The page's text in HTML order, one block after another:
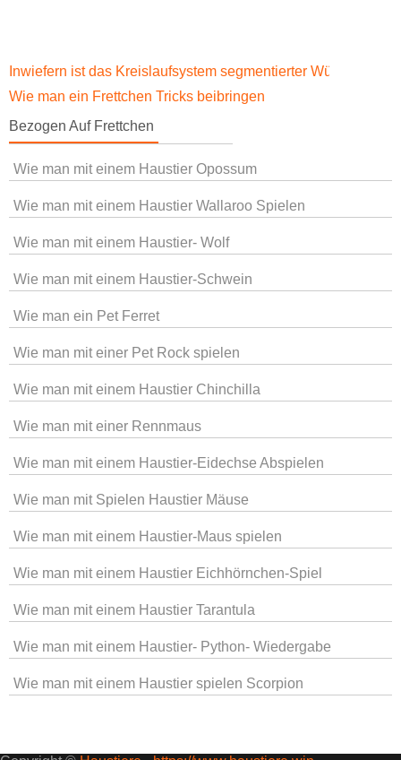
Inwiefern ist das Kreislaufsystem segmentierter Würmer
Wie man ein Frettchen Tricks beibringen
Bezogen Auf Frettchen
Wie man mit einem Haustier Opossum
Wie man mit einem Haustier Wallaroo Spielen
Wie man mit einem Haustier- Wolf
Wie man mit einem Haustier-Schwein
Wie man ein Pet Ferret
Wie man mit einer Pet Rock spielen
Wie man mit einem Haustier Chinchilla
Wie man mit einer Rennmaus
Wie man mit einem Haustier-Eidechse Abspielen
Wie man mit Spielen Haustier Mäuse
Wie man mit einem Haustier-Maus spielen
Wie man mit einem Haustier Eichhörnchen-Spiel
Wie man mit einem Haustier Tarantula
Wie man mit einem Haustier- Python- Wiedergabe
Wie man mit einem Haustier spielen Scorpion